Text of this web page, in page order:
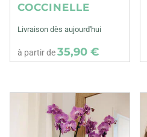
COCCINELLE
Livraison dès aujourd'hui
à partir de35,90 €